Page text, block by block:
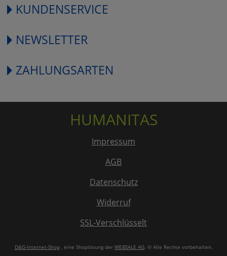
KUNDENSERVICE
NEWSLETTER
ZAHLUNGSARTEN
HUMANITAS
Impressum
AGB
Datenschutz
Widerruf
SSL-Verschlüsselt
D&G-Internet-Shop, eine Shoplösung der WEBSALE AG. © Alle Rechte vorbehalten.